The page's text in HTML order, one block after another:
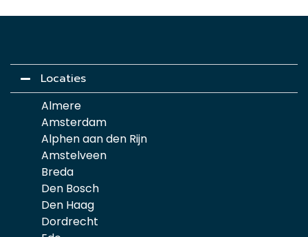
Locaties
Almere
Amsterdam
Alphen aan den Rijn
Amstelveen
Breda
Den Bosch
Den Haag
Dordrecht